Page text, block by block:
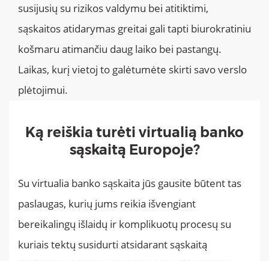
susijusių su rizikos valdymu bei atitiktimi,
sąskaitos atidarymas greitai gali tapti biurokratiniu
košmaru atimančiu daug laiko bei pastangų.
Laikas, kurį vietoj to galėtumėte skirti savo verslo
plėtojimui.
Ką reiškia turėti virtualią banko
sąskaitą Europoje?
Su virtualia banko sąskaita jūs gausite būtent tas
paslaugas, kurių jums reikia išvengiant
bereikalingų išlaidų ir komplikuotų procesų su
kuriais tektų susidurti atsidarant sąskaitą